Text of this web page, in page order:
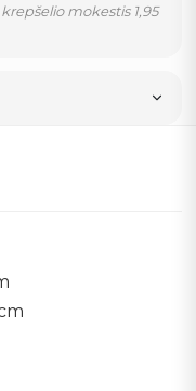
mokestis 1,95